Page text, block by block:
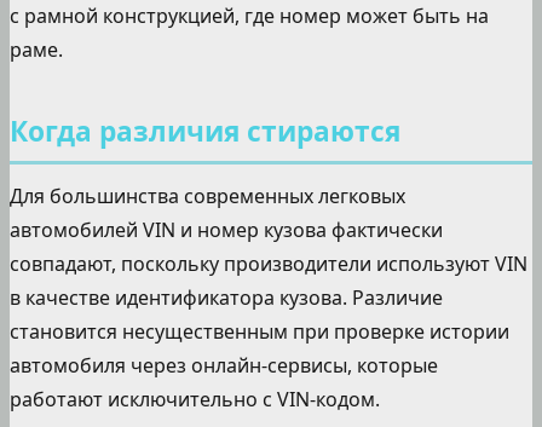
с рамной конструкцией, где номер может быть на
раме.
Когда различия стираются
Для большинства современных легковых
автомобилей VIN и номер кузова фактически
совпадают, поскольку производители используют VIN
в качестве идентификатора кузова. Различие
становится несущественным при проверке истории
автомобиля через онлайн-сервисы, которые
работают исключительно с VIN-кодом.